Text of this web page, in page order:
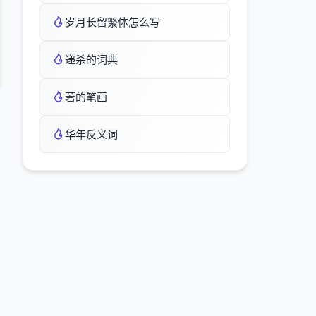
岁月长留繁体怎么写
递杀的词典
莙的笔画
华年反义词